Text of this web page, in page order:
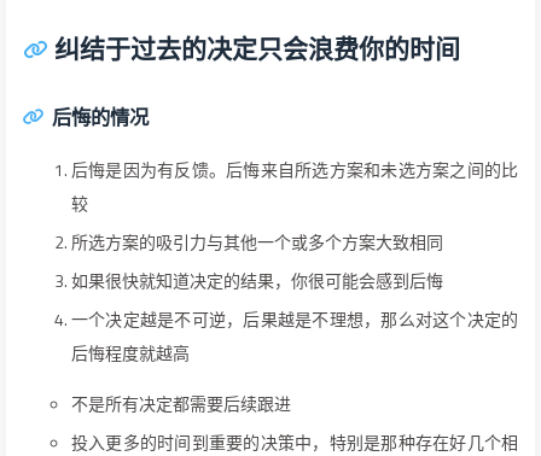
纠结于过去的决定只会浪费你的时间
后悔的情况
后悔是因为有反馈。后悔来自所选方案和未选方案之间的比
较
所选方案的吸引力与其他一个或多个方案大致相同
如果很快就知道决定的结果，你很可能会感到后悔
一个决定越是不可逆，后果越是不理想，那么对这个决定的
后悔程度就越高
不是所有决定都需要后续跟进
投入更多的时间到重要的决策中，特别是那种存在好几个相